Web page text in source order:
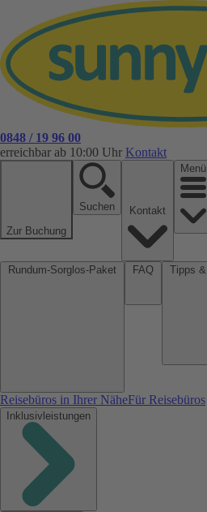
0848 / 19 96 00
erreichbar ab 10:00 Uhr Kontakt
Zur Buchung
Suchen
Menü
Reisebüros in Ihrer NäheFür Reisebüros
Inklusivleistungen